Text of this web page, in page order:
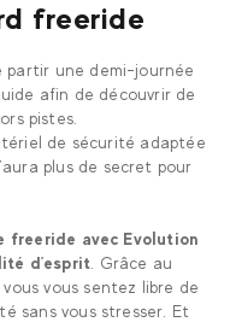
freeride
partir une demi-journée
afin de découvrir de
pistes.
de sécurité adaptée
plus de secret pour
freeride avec Evolution
d’esprit . Grâce au
vous sentez libre de
sans vous stresser. Et